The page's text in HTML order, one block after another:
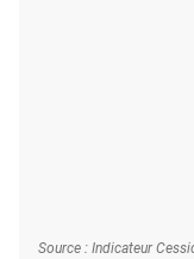
Source : Indicateur